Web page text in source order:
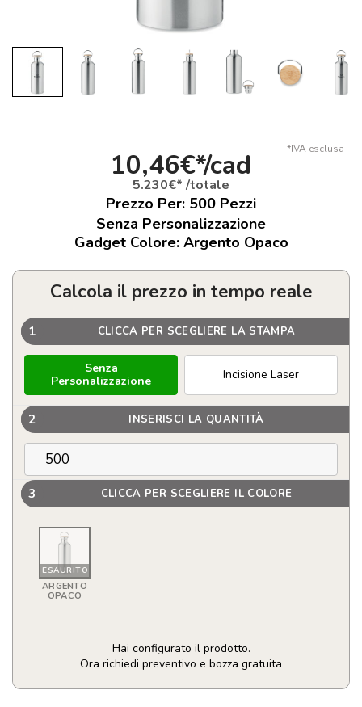
*IVA esclusa
10,46€*/cad
5.230€* /totale
Prezzo Per: 500 Pezzi
Senza Personalizzazione
Gadget Colore: Argento Opaco
Calcola il prezzo in tempo reale
1 CLICCA PER SCEGLIERE LA STAMPA
Senza
Personalizzazione
Incisione Laser
2 INSERISCI LA QUANTITÀ
3 CLICCA PER SCEGLIERE IL COLORE
ESAURITO
ARGENTO
OPACO
Hai configurato il prodotto.
Ora richiedi preventivo e bozza gratuita
Borraccia